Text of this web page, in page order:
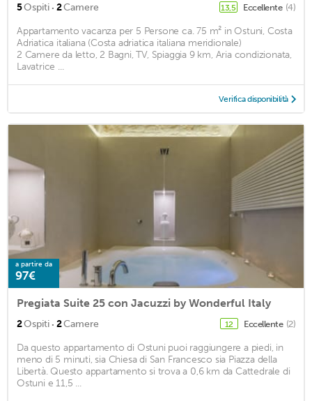
5Ospiti · 2Camere 13,5 Eccellente (4)
Appartamento vacanza per 5 Persone ca. 75 m² in Ostuni, Costa
Adriatica italiana (Costa adriatica italiana meridionale)
2 Camere da letto, 2 Bagni, TV, Spiaggia 9 km, Aria condizionata,
Lavatrice ...
Verifica disponibilità
a partire da
97€
Pregiata Suite 25 con Jacuzzi by Wonderful Italy
2Ospiti · 2Camere 12 Eccellente (2)
Da questo appartamento di Ostuni puoi raggiungere a piedi, in
meno di 5 minuti, sia Chiesa di San Francesco sia Piazza della
Libertà. Questo appartamento si trova a 0,6 km da Cattedrale di
Ostuni e 11,5 ...